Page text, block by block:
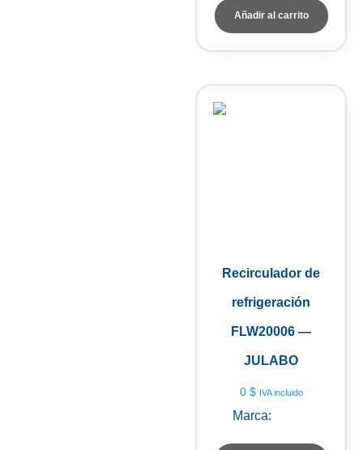
Añadir al carrito
Recirculador de
refrigeración
FLW20006 —
JULABO
0 $ IVA incluido
Marca: